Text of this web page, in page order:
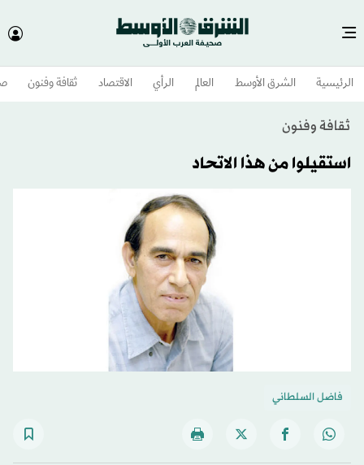
الرئيسية الشرق الأوسط​ العالم الرأي الاقتصاد ثقافة وفنون
ثقافة وفنون
استقيلوا من هذا الاتحاد
فاضل السلطاني